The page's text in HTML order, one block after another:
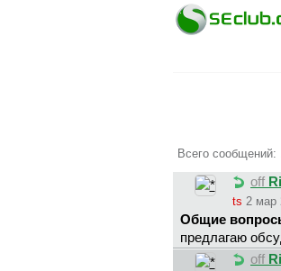
Всего сообщений:
off
ts 2 мар
Общие
предлагаю
off